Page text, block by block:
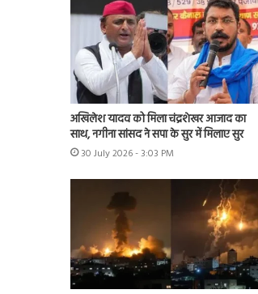
अखिलेश यादव को मिला चंद्रशेखर आजाद का
साथ, नगीना सांसद ने सपा के सुर में मिलाए सुर
30 July 2026 - 3:03 PM